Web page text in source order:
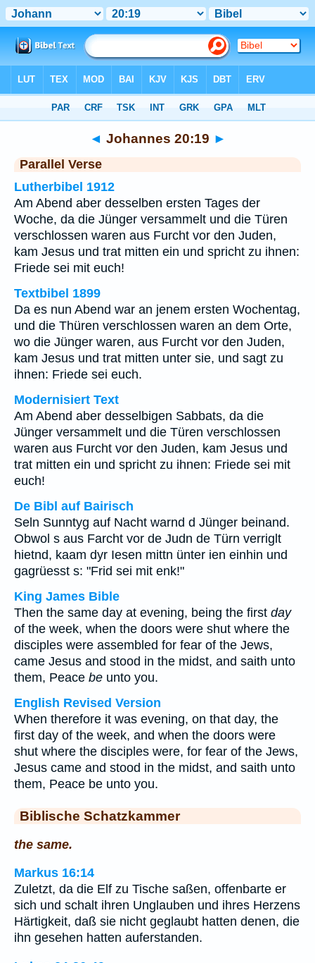
◄ Johannes 20:19 ►
Parallel Verse
Lutherbibel 1912
Am Abend aber desselben ersten Tages der
Woche, da die Jünger versammelt und die Türen
verschlossen waren aus Furcht vor den Juden,
kam Jesus und trat mitten ein und spricht zu ihnen:
Friede sei mit euch!
Textbibel 1899
Da es nun Abend war an jenem ersten Wochentag,
und die Thüren verschlossen waren an dem Orte,
wo die Jünger waren, aus Furcht vor den Juden,
kam Jesus und trat mitten unter sie, und sagt zu
ihnen: Friede sei euch.
Modernisiert Text
Am Abend aber desselbigen Sabbats, da die
Jünger versammelt und die Türen verschlossen
waren aus Furcht vor den Juden, kam Jesus und
trat mitten ein und spricht zu ihnen: Friede sei mit
euch!
De Bibl auf Bairisch
Seln Sunntyg auf Nacht warnd d Jünger beinand.
Obwol s aus Farcht vor de Judn de Türn verriglt
hietnd, kaam dyr Iesen mittn ünter ien einhin und
gagrüesst s: "Frid sei mit enk!"
King James Bible
Then the same day at evening, being the first day
of the week, when the doors were shut where the
disciples were assembled for fear of the Jews,
came Jesus and stood in the midst, and saith unto
them, Peace be unto you.
English Revised Version
When therefore it was evening, on that day, the
first day of the week, and when the doors were
shut where the disciples were, for fear of the Jews,
Jesus came and stood in the midst, and saith unto
them, Peace be unto you.
Biblische Schatzkammer
the same.
Markus 16:14
Zuletzt, da die Elf zu Tische saßen, offenbarte er
sich und schalt ihren Unglauben und ihres Herzens
Härtigkeit, daß sie nicht geglaubt hatten denen, die
ihn gesehen hatten auferstanden.